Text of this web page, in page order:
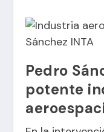
Pedro
potente